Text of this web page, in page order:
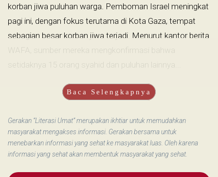
korban jiwa puluhan warga. Pemboman Israel meningkat
pagi ini, dengan fokus terutama di Kota Gaza, tempat
sebagian besar korban jiwa terjadi. Menurut kantor berita
WAFA, sumber mereka mengkonfirmasi bahwa
setidaknya 15 orang syahid dan puluhan lainnya...
Baca Selengkapnya
Gerakan “Literasi Umat” merupakan ikhtiar untuk memudahkan
masyarakat mengakses informasi. Gerakan bersama untuk
menebarkan informasi yang sehat ke masyarakat luas. Oleh karena
informasi yang sehat akan membentuk masyarakat yang sehat.